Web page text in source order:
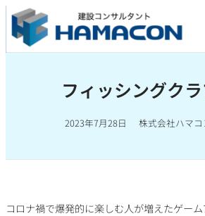
内
フィッシングク
2023年7月28日 株式会社ハマコ
コロナ禍で爆発的に楽しむ人が増えたゲーム